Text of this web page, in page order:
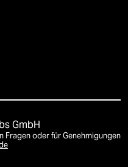
GmbH
Fragen oder für Genehmigungen